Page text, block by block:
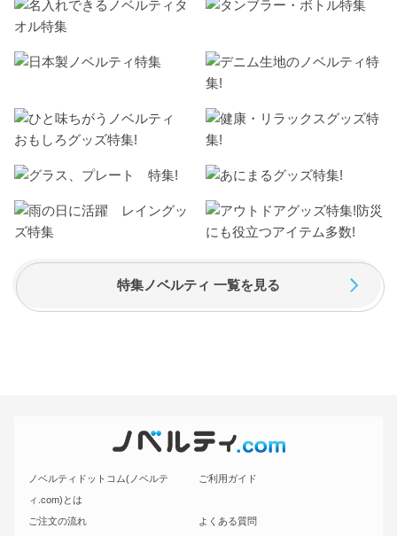
特集ノベルティ 一覧を見る
ノベルティドットコム(ノベルテ
ィ.com)とは
ご利用ガイド
ご注文の流れ
よくある質問